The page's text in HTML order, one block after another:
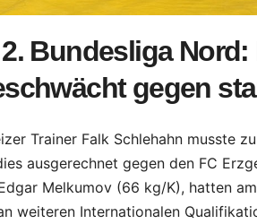
Bundesliga
gegen
Trainer Falk Schlehahn musste
ausgerechnet gegen den FC
Melkumov (66 kg/K), hatten
weiteren Internationalen